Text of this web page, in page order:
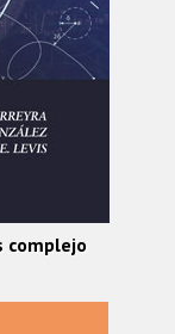
complejo